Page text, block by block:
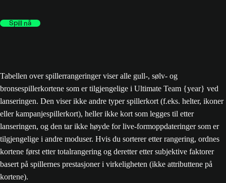
Spill nå
Tabellen over spillerrangeringer viser alle gull-, sølv- og
bronsespillerkortene som er tilgjengelige i Ultimate Team {year} ved
lanseringen. Den viser ikke andre typer spillerkort (f.eks. helter, ikoner
eller kampanjespillerkort), heller ikke kort som legges til etter
lanseringen, og den tar ikke høyde for live-formoppdateringer som er
tilgjengelige i andre moduser. Hvis du sorterer etter rangering, ordnes
kortene først etter totalrangering og deretter etter subjektive faktorer
basert på spillernes prestasjoner i virkeligheten (ikke attributtene på
kortene).